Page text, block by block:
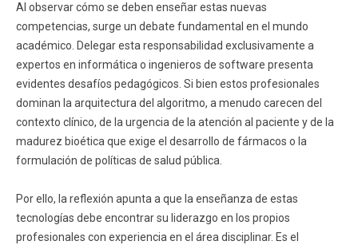
Al observar cómo se deben enseñar estas nuevas
competencias, surge un debate fundamental en el mundo
académico. Delegar esta responsabilidad exclusivamente a
expertos en informática o ingenieros de software presenta
evidentes desafíos pedagógicos. Si bien estos profesionales
dominan la arquitectura del algoritmo, a menudo carecen del
contexto clínico, de la urgencia de la atención al paciente y de la
madurez bioética que exige el desarrollo de fármacos o la
formulación de políticas de salud pública.
Por ello, la reflexión apunta a que la enseñanza de estas
tecnologías debe encontrar su liderazgo en los propios
profesionales con experiencia en el área disciplinar. Es el